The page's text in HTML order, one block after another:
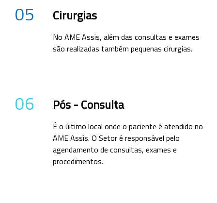
05 Cirurgias
No AME Assis, além das consultas e exames
são realizadas também pequenas cirurgias.
06 Pós - Consulta
É o último local onde o paciente é atendido no
AME Assis. O Setor é responsável pelo
agendamento de consultas, exames e
procedimentos.